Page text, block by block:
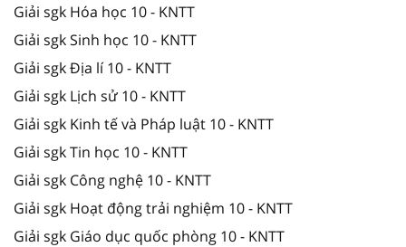
Giải sgk Hóa học 10 - KNTT
Giải sgk Sinh học 10 - KNTT
Giải sgk Địa lí 10 - KNTT
Giải sgk Lịch sử 10 - KNTT
Giải sgk Kinh tế và Pháp luật 10 - KNTT
Giải sgk Tin học 10 - KNTT
Giải sgk Công nghệ 10 - KNTT
Giải sgk Hoạt động trải nghiệm 10 - KNTT
Giải sgk Giáo dục quốc phòng 10 - KNTT